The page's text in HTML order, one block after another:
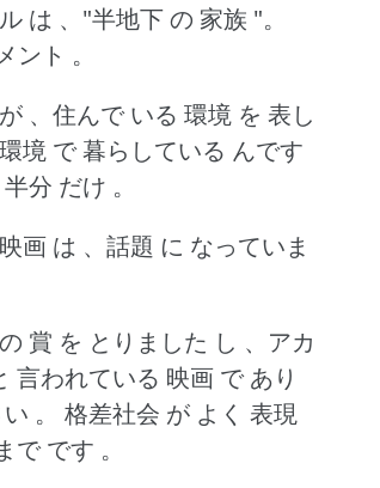
は 、"半地下 の 家族 "。
ト 。
、住んで いる 環境 を 表し
境 で 暮らしている んです
分 だけ 。
画 は 、話題 に なっていま
賞 を とりました し 、アカ
言われている 映画 で あり
。
格差社会 が よく 表現
です 。